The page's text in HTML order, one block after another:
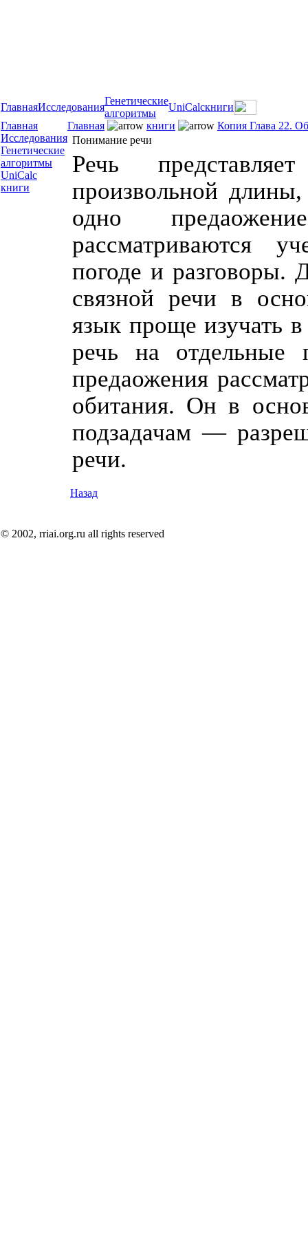
ГлавнаяИсследования
Генетические
алгоритмы
UniCalcкниги
Главная
Исследования
Генетические
алгоритмы
UniCalc
книги
Главная книги
Копия Глава 22.
Понимание речи
Речь
произвольной
одно
рассматриваются
погоде и разговоры.
связной речи в
язык проще изучать
речь на отдельные
предаожения
обитания. Он в
подзадачам —
речи.
Назад
© 2002, rriai.org.ru all rights reserved